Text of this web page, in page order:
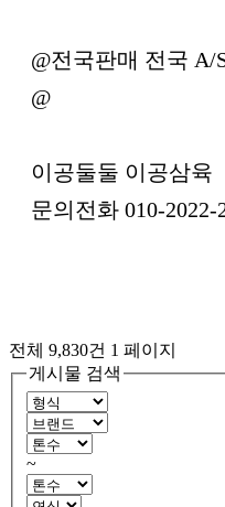
@전국판매 전국 A/
@
이공둘둘 이공삼육
문의전화 010-2022-
전체 9,830건 1 페이지
게시물 검색
~